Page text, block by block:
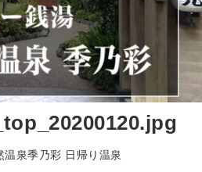
泉季乃彩 日帰り温泉